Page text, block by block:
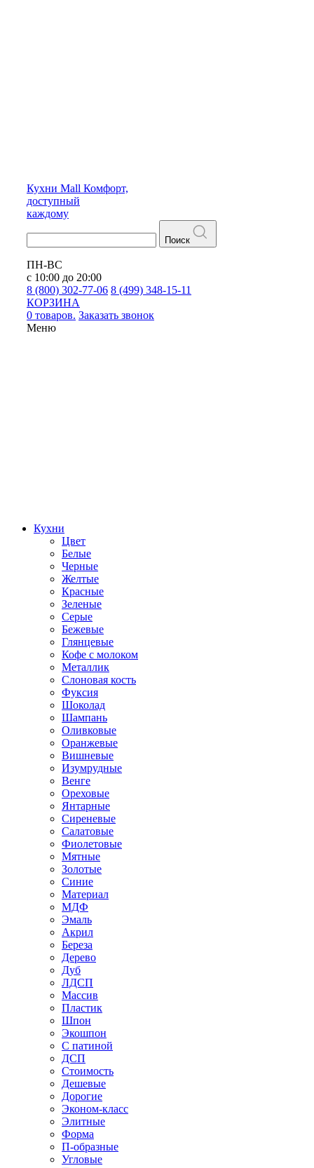
Кухни Mall Комфорт,
доступный
каждому
Поиск
ПН-ВС
с 10:00 до 20:00
8 (800) 302-77-06 8 (499) 348-15-11
КОРЗИНА
0 товаров. Заказать звонок
Меню
Кухни
Цвет
Белые
Черные
Желтые
Красные
Зеленые
Серые
Бежевые
Глянцевые
Кофе с молоком
Металлик
Слоновая кость
Фуксия
Шоколад
Шампань
Оливковые
Оранжевые
Вишневые
Изумрудные
Венге
Ореховые
Янтарные
Сиреневые
Салатовые
Фиолетовые
Мятные
Золотые
Синие
Материал
МДФ
Эмаль
Акрил
Береза
Дерево
Дуб
ЛДСП
Массив
Пластик
Шпон
Экошпон
С патиной
ДСП
Стоимость
Дешевые
Дорогие
Эконом-класс
Элитные
Форма
П-образные
Угловые